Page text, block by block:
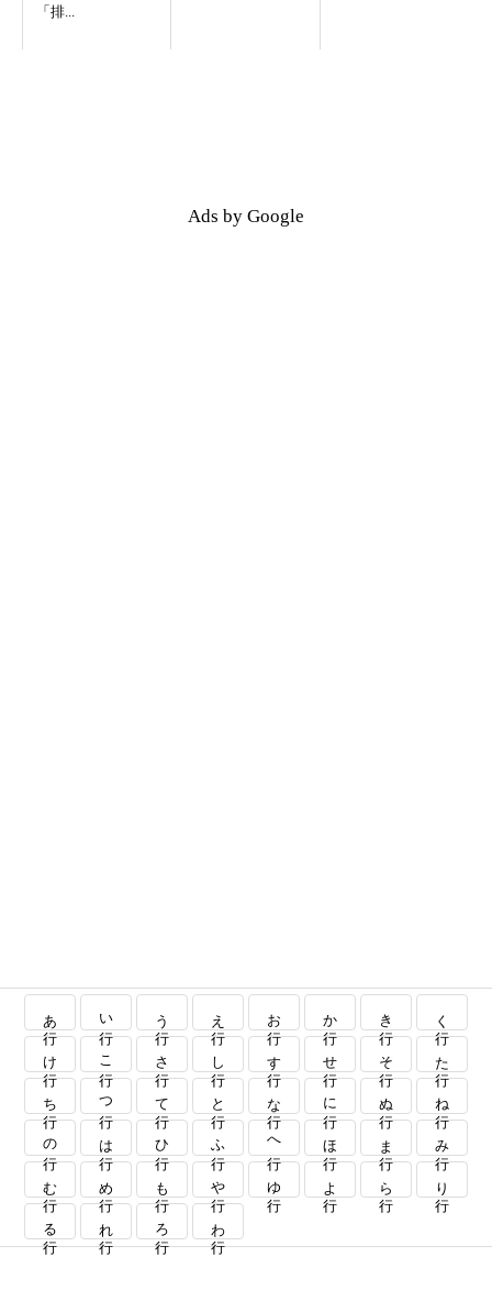
「排...
Ads by Google
あ行 い行 う行 え行 お行 か行 き行 く行
け行 こ行 さ行 し行 す行 せ行 そ行 た行
ち行 つ行 て行 と行 な行 に行 ぬ行 ね行
の行 は行 ひ行 ふ行 へ行 ほ行 ま行 み行
む行 め行 も行 や行 ゆ行 よ行 ら行 り行
る行 れ行 ろ行 わ行